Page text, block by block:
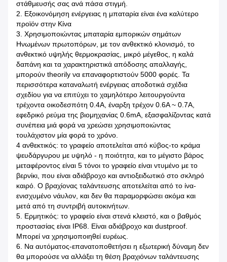
στάθμευσής σας ανά πάσα στιγμή.
2. Εξοικονόμηση ενέργειας η μπαταρία είναι ένα καλύτερο
προϊόν στην Κίνα
3. Χρησιμοποιώντας μπαταρία εμπορικών σημάτων
Ηνωμένων πρωτοπόρων, με τον ανθεκτικό κλονισμό, το
ανθεκτικό υψηλής θερμοκρασίας, μικρό μέγεθος, η καλά
δαπάνη και τα χαρακτηριστικά απόδοσης απαλλαγής,
μπορούν theorily να επαναφορτιστούν 5000 φορές. Τα
περισσότερα καταναλωτή ενέργειας αποδοτικά σχέδια
σχεδίου για να επιτύχει το χαμηλότερο λειτουργούντα
τρέχοντα οικοδεσπότη 0.4A, έναρξη τρέχον 0.6A ~ 0.7A,
εφεδρικό ρεύμα της βιομηχανίας 0.6mA, εξασφαλίζοντας κατά
συνέπεια μιά φορά να χρεώσει χρησιμοποιώντας
τουλάχιστον μία φορά το χρόνο.
4 ανθεκτικός: το γραφείο αποτελείται από κύβος-το κράμα
ψευδάργυρου με υψηλό - η ποιότητα, και το μέγιστο βάρος
μεταφέροντος είναι 5 τόνοι το γραφείο είναι ντυμένο με το
βερνίκι, που είναι αδιάβροχο και αντιοξειδωτικό στο σκληρό
καιρό. Ο βραχίονας ταλάντευσης αποτελείται από το ίνα-
ενισχυμένο νάυλον, και δεν θα παραμορφώσει ακόμα και
μετά από τη συντριβή αυτοκινήτων.
5. Ερμητικός: το γραφείο είναι στενά κλειστό, και ο βαθμός
προστασίας είναι IP68. Είναι αδιάβροχο και dustproof.
Μπορεί να χρησιμοποιηθεί ευρέως.
6. Να αυτόματος-επανατοποθετήσει η εξωτερική δύναμη δεν
θα μπορούσε να αλλάξει τη θέση βραχιόνων ταλάντευσης